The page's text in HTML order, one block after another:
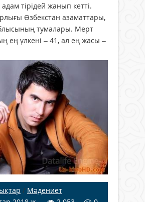
адам тірідей жанып кетті.
Өзбекстан азаматтары,
тумалары. Мерт
ең үлкені – 41, ал ең жасы –
/ Мәдениет